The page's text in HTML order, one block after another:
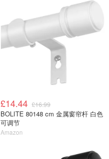
£14.44 £16.99
BOLITE 80148 cm 金属窗帘杆 白色
可调节
Amazon